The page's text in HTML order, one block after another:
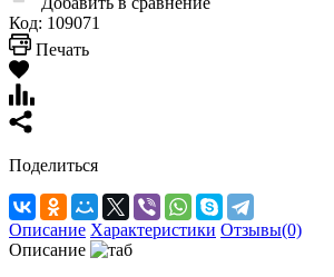
Код: 109071
Печать
Поделиться
Описание Характеристики Отзывы(0)
Описание